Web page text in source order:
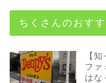
ちくさんのおす
【
ファ
はな